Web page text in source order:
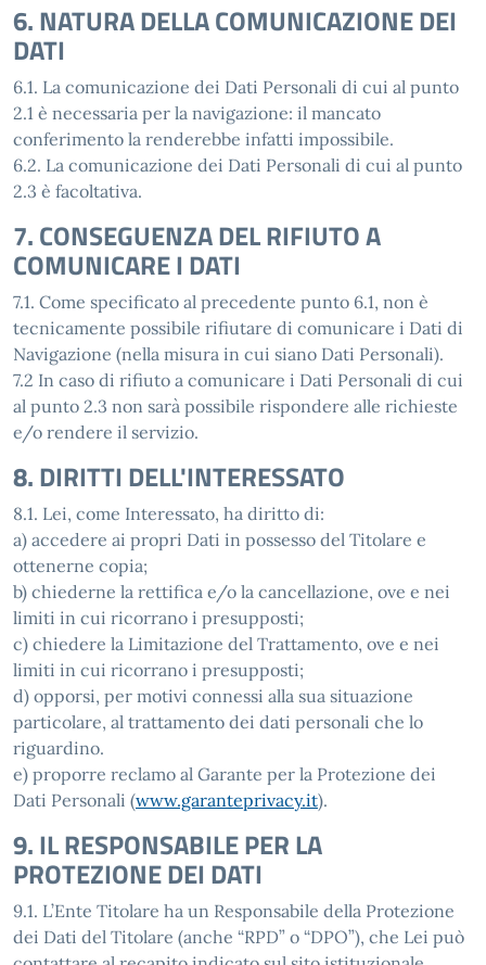
6. NATURA DELLA COMUNICAZIONE DEI
DATI
6.1. La comunicazione dei Dati Personali di cui al punto
2.1 è necessaria per la navigazione: il mancato
conferimento la renderebbe infatti impossibile.
6.2. La comunicazione dei Dati Personali di cui al punto
2.3 è facoltativa.
7. CONSEGUENZA DEL RIFIUTO A
COMUNICARE I DATI
7.1. Come specificato al precedente punto 6.1, non è
tecnicamente possibile rifiutare di comunicare i Dati di
Navigazione (nella misura in cui siano Dati Personali).
7.2 In caso di rifiuto a comunicare i Dati Personali di cui
al punto 2.3 non sarà possibile rispondere alle richieste
e/o rendere il servizio.
8. DIRITTI DELL'INTERESSATO
8.1. Lei, come Interessato, ha diritto di:
a) accedere ai propri Dati in possesso del Titolare e
ottenerne copia;
b) chiederne la rettifica e/o la cancellazione, ove e nei
limiti in cui ricorrano i presupposti;
c) chiedere la Limitazione del Trattamento, ove e nei
limiti in cui ricorrano i presupposti;
d) opporsi, per motivi connessi alla sua situazione
particolare, al trattamento dei dati personali che lo
riguardino.
e) proporre reclamo al Garante per la Protezione dei
Dati Personali (www.garanteprivacy.it).
9. IL RESPONSABILE PER LA
PROTEZIONE DEI DATI
9.1. L’Ente Titolare ha un Responsabile della Protezione
dei Dati del Titolare (anche “RPD” o “DPO”), che Lei può